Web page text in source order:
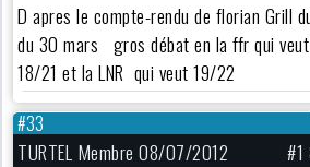
D apres le compte-rendu de florian Grill
du 30 mars gros débat en la ffr qui
18/21 et la LNR qui veut 19/22
#33
TURTEL Membre 08/07/2012 #1